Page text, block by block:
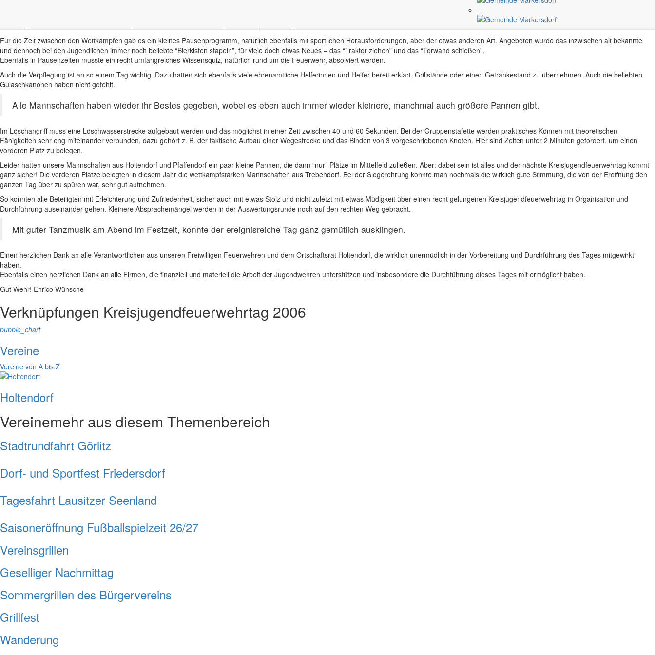
Landesjugendfeuerwehrwart Andreas Huhn, Kreisjugendfeuerwehrwart Frank Chrissulis, der Bürgermeister der Gemeinde Markersdorf Thomas Knack und Gemeindewehrleiter Dieter Beier, richteten Ihre
Für die Zeit zwischen den Wettkämpfen gab es ein kleines Pausenprogramm, natürlich ebenfalls mit sportlichen Herausforderungen, aber der etwas anderen Art. Angeboten wurde das inzwischen alt bekannte
und dennoch bei den Jugendlichen immer noch beliebte “Bierkisten stapeln”, für viele doch etwas Neues – das “Traktor ziehen” und das “Torwand schießen”.
Ebenfalls in Pausenzeiten musste ein recht umfangreiches Wissensquiz, natürlich rund um die Feuerwehr, absolviert werden.
Auch die Verpflegung ist an so einem Tag wichtig. Dazu hatten sich ebenfalls viele ehrenamtliche Helferinnen und Helfer bereit erklärt, Grillstände oder einen Getränkestand zu übernehmen. Auch die beliebten
Gulaschkanonen haben nicht gefehlt.
Alle Mannschaften haben wieder ihr Bestes gegeben, wobei es eben auch immer wieder kleinere, manchmal auch größere Pannen gibt.
Im Löschangriff muss eine Löschwasserstrecke aufgebaut werden und das möglichst in einer Zeit zwischen 40 und 60 Sekunden. Bei der Gruppenstafette werden praktisches Können mit theoretischen
Fähigkeiten sehr eng miteinander verbunden, dazu gehört z. B. der taktische Aufbau einer Wegestrecke und das Binden von 3 vorgeschriebenen Knoten. Hier sind Zeiten unter 2 Minuten gefordert, um einen
vorderen Platz zu belegen.
Leider hatten unsere Mannschaften aus Holtendorf und Pfaffendorf ein paar kleine Pannen, die dann “nur” Plätze im Mittelfeld zuließen. Aber: dabei sein ist alles und der nächste Kreisjugendfeuerwehrtag kommt
ganz sicher! Die vorderen Plätze belegten in diesem Jahr die wettkampfstarken Mannschaften aus Trebendorf. Bei der Siegerehrung konnte man nochmals die wirklich gute Stimmung, die von der Eröffnung den
ganzen Tag über zu spüren war, sehr gut aufnehmen.
So konnten alle Beteiligten mit Erleichterung und Zufriedenheit, sicher auch mit etwas Stolz und nicht zuletzt mit etwas Müdigkeit über einen recht gelungenen Kreisjugendfeuerwehrtag in Organisation und
Durchführung auseinander gehen. Kleinere Absprachemängel werden in der Auswertungsrunde noch auf den rechten Weg gebracht.
Mit guter Tanzmusik am Abend im Festzelt, konnte der ereignisreiche Tag ganz gemütlich ausklingen.
Einen herzlichen Dank an alle Verantwortlichen aus unseren Freiwilligen Feuerwehren und dem Ortschaftsrat Holtendorf, die wirklich unermüdlich in der Vorbereitung und Durchführung des Tages mitgewirkt
haben.
Ebenfalls einen herzlichen Dank an alle Firmen, die finanziell und materiell die Arbeit der Jugendwehren unterstützen und insbesondere die Durchführung dieses Tages mit ermöglicht haben.
Gut Wehr! Enrico Wünsche
Verknüpfungen Kreisjugendfeuerwehrtag 2006
bubble_chart
Vereine
Vereine von A bis Z
Holtendorf
Vereinemehr aus diesem Themenbereich
Stadtrundfahrt Görlitz
Dorf- und Sportfest Friedersdorf
Tagesfahrt Lausitzer Seenland
Saisoneröffnung Fußballspielzeit 26/27
Vereinsgrillen
Geselliger Nachmittag
Sommergrillen des Bürgervereins
Grillfest
Wanderung